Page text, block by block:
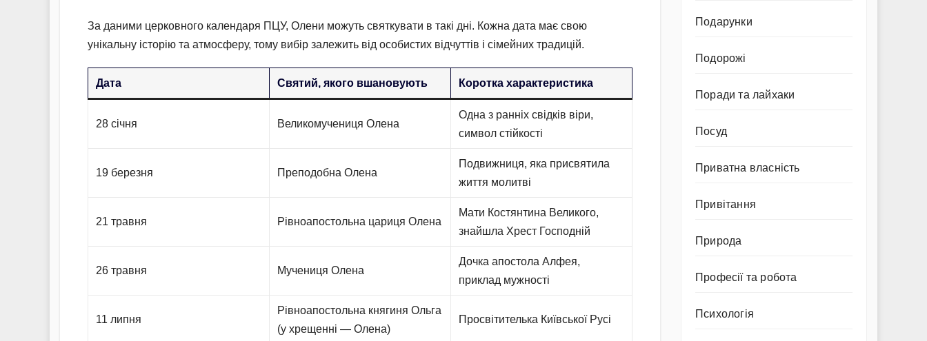
За даними церковного календаря ПЦУ, Олени можуть святкувати в такі дні. Кожна дата має свою
унікальну історію та атмосферу, тому вибір залежить від особистих відчуттів і сімейних традицій.
Дата Святий, якого вшановують Коротка характеристика
28 січня Великомучениця Олена
Одна з ранніх свідків віри,
символ стійкості
19 березня Преподобна Олена
Подвижниця, яка присвятила
життя молитві
21 травня Рівноапостольна цариця Олена
Мати Костянтина Великого,
знайшла Хрест Господній
26 травня Мучениця Олена
Дочка апостола Алфея,
приклад мужності
11 липня
Рівноапостольна княгиня Ольга
(у хрещенні — Олена)
Просвітителька Київської Русі
Подарунки
Подорожі
Поради та лайхаки
Посуд
Приватна власність
Привітання
Природа
Професії та робота
Психологія